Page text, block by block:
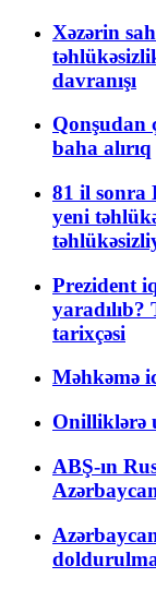
Xəzərin
davranışı
Qonşudan
baha alırıq
81 il sonra
yeni
Prezident
yaradılıb?
tarixçəsi
Məhkəmə
Onilliklərə
ABŞ-ın